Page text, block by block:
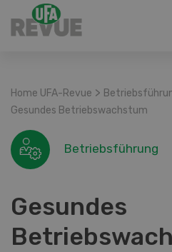
Home UFA-Revue >
Gesundes Betriebswachstum
Betriebsführung
Gesundes